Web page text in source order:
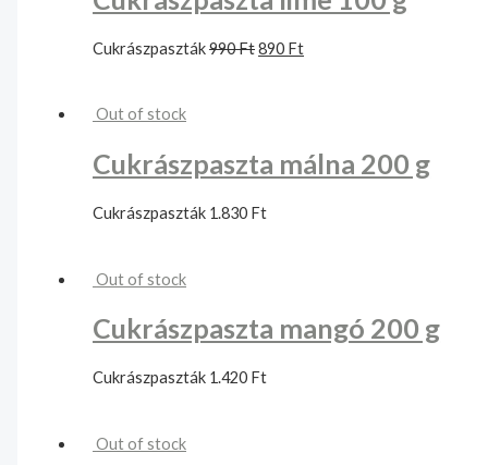
Cukrászpaszták990Ft890 Ft
Out of stock
Cukrászpaszta málna 200 g
Cukrászpaszták 1.830 Ft
Out of stock
Cukrászpaszta mangó 200 g
Cukrászpaszták 1.420 Ft
Out of stock